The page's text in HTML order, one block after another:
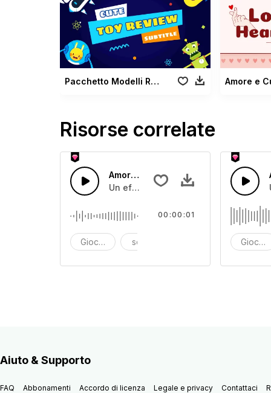
Pacchetto Modelli Recensione Giocattolo Amore e
Risorse correlate
Amore15
Un effetto sonoro di scatola
Giocattolo scatola dei giocattolieffetto sonoro
00:00:01
Aiuto & Supporto
FAQ Abbonamenti Accordo di licenza Legale e privacy Contattaci